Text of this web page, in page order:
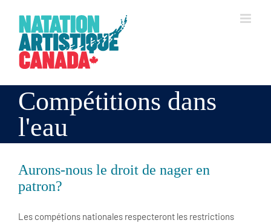
content
Compétitions dans
l'eau
Aurons-nous le droit de nager en
patron?
Les compétions nationales respecteront les restrictions